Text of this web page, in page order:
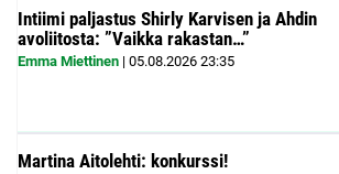
Intiimi paljastus Shirly Karvisen ja Ahdin
avoliitosta: ”Vaikka rakastan…”
Emma Miettinen | 05.08.2026 23:35
Martina Aitolehti: konkurssi!